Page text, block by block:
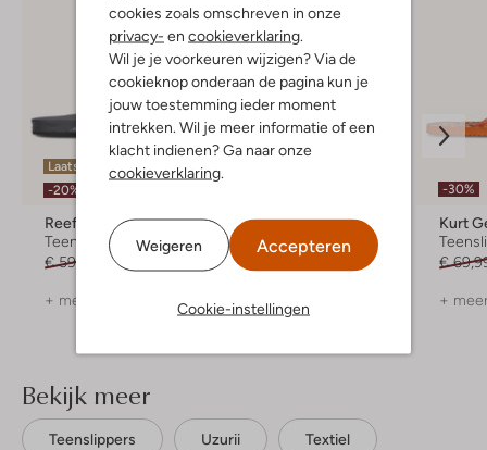
cookies zoals omschreven in onze
privacy- en cookieverklaring.
Wil je je voorkeuren wijzigen? Via de
cookieknop onderaan de pagina kun je
jouw toestemming ieder moment
intrekken. Wil je meer informatie of een
klacht indienen? Ga naar onze
cookieverklaring.
Weigeren Accepteren
Cookie-instellingen
Laatste items
-20%
Reef
Teenslippers
€ 59,99
€ 47,99
+ meer kleuren
Blasz
Teenslippers
€ 49,99
€ 34,99
+ meer kleuren
-30%
Kurt
€
+
Bekijk meer
Teenslippers Uzurii Textiel